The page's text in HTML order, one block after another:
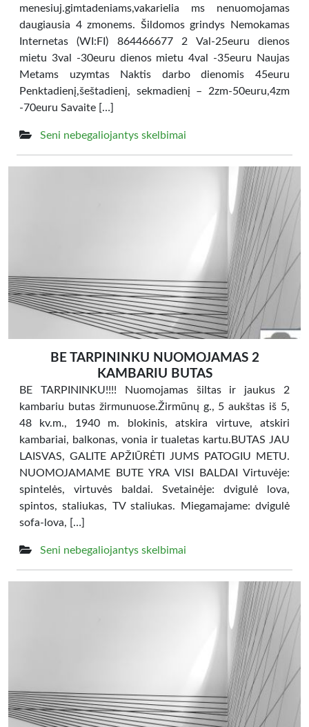
menesiuj.gimtadeniams,vakarielia ms nenuomojamas
daugiausia 4 zmonems. Šildomos grindys Nemokamas
Internetas (WI:FI) 864466677 2 Val-25euru dienos
mietu 3val -30euru dienos mietu 4val -35euru Naujas
Metams uzymtas Naktis darbo dienomis 45euru
Penktadienį,šeštadienį, sekmadienį – 2zm-50euru,4zm
-70euru Savaite […]
Seni nebegaliojantys skelbimai
BE TARPININKU NUOMOJAMAS 2
KAMBARIU BUTAS
BE TARPININKU!!!! Nuomojamas šiltas ir jaukus 2
kambariu butas žirmunuose.Žirmūnų g., 5 aukštas iš 5,
48 kv.m., 1940 m. blokinis, atskira virtuve, atskiri
kambariai, balkonas, vonia ir tualetas kartu.BUTAS JAU
LAISVAS, GALITE APŽIŪRĖTI JUMS PATOGIU METU.
NUOMOJAMAME BUTE YRA VISI BALDAI Virtuvėje:
spintelės, virtuvės baldai. Svetainėje: dvigulė lova,
spintos, staliukas, TV staliukas. Miegamajame: dvigulė
sofa-lova, […]
Seni nebegaliojantys skelbimai